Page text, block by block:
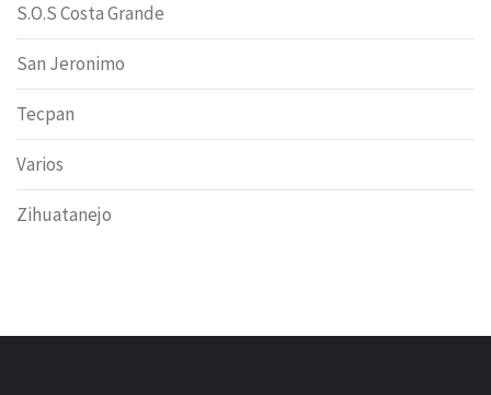
S.O.S Costa Grande
San Jeronimo
Tecpan
Varios
Zihuatanejo